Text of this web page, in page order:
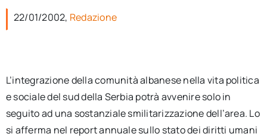
Newsletter
22/01/2002, Redazione
L’integrazione della comunità albanese nella vita politica
e sociale del sud della Serbia potrà avvenire solo in
seguito ad una sostanziale smilitarizzazione dell’area. Lo
si afferma nel report annuale sullo stato dei diritti umani